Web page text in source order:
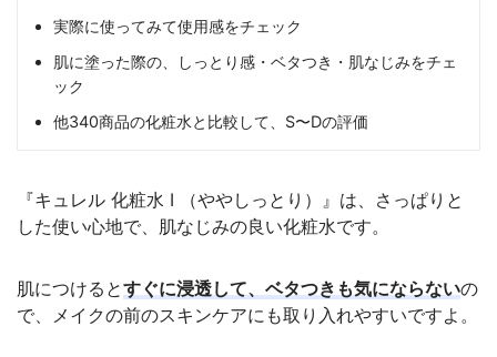
実際に使ってみて使用感をチェック
肌に塗った際の、しっとり感・ベタつき・肌なじみをチェ
ック
他340商品の化粧水と比較して、S〜Dの評価
『キュレル 化粧水 I （ややしっとり）』は、さっぱりと
した使い心地で、肌なじみの良い化粧水です。
肌につけるとすぐに浸透して、ベタつきも気にならないの
で、メイクの前のスキンケアにも取り入れやすいですよ。